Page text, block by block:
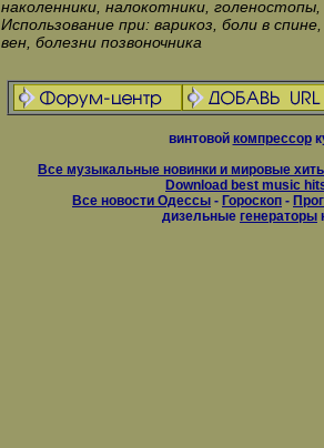
наколенники, налокотники, голеностопы,
Использование при: варикоз, боли в
вен, болезни позвоночника
винтовой компрессор
Все музыкальные новинки и мировые
Download best music
Все новости Одессы - Гороскоп -
дизельные генераторы